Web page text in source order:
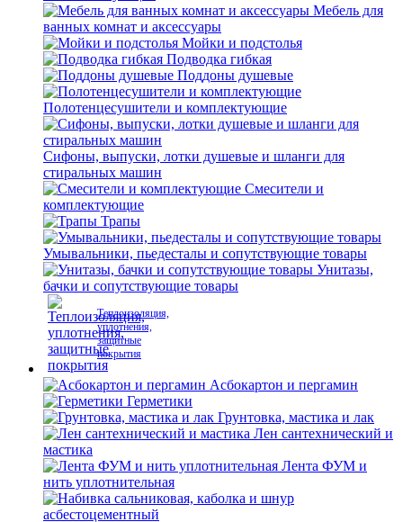
Мебель для
ванных комнат и аксессуары
Мойки и подстолья
Подводка гибкая
Поддоны душевые
Полотенцесушители и комплектующие
Сифоны, выпуски, лотки душевые и шланги для
стиральных машин
Смесители и
комплектующие
Трапы
Умывальники, пьедесталы и сопутствующие товары
Унитазы,
бачки и сопутствующие товары
Теплоизоляция,
уплотнения,
защитные
покрытия
Асбокартон и пергамин
Герметики
Грунтовка, мастика и лак
Лен сантехнический и
мастика
Лента ФУМ и
нить уплотнительная